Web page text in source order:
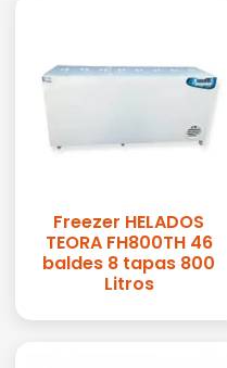
Freezer HELADOS
TEORA FH800TH 46
baldes 8 tapas 800
Litros